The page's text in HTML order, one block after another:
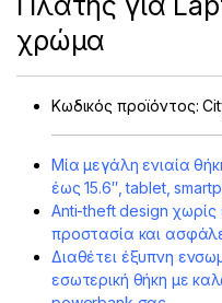
χρώμα
Κωδικός προϊόντος:
Μία μεγάλη ενιαία
έως 15.6″, tablet,
Anti-theft design
προστασία και
Διαθέτει έξυπνη
εσωτερική θήκη με